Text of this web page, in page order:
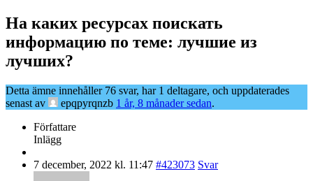
На каких ресурсах поискать
информацию по теме: лучшие из
лучших?
Detta ämne innehåller 76 svar, har 1 deltagare, och uppdaterades
senast av
epqpyrqnzb 1 år, 8 månader sedan.
Författare
Inlägg
7 december, 2022 kl. 11:47 #423073 Svar